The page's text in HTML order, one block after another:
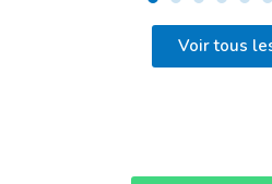
Voir tous